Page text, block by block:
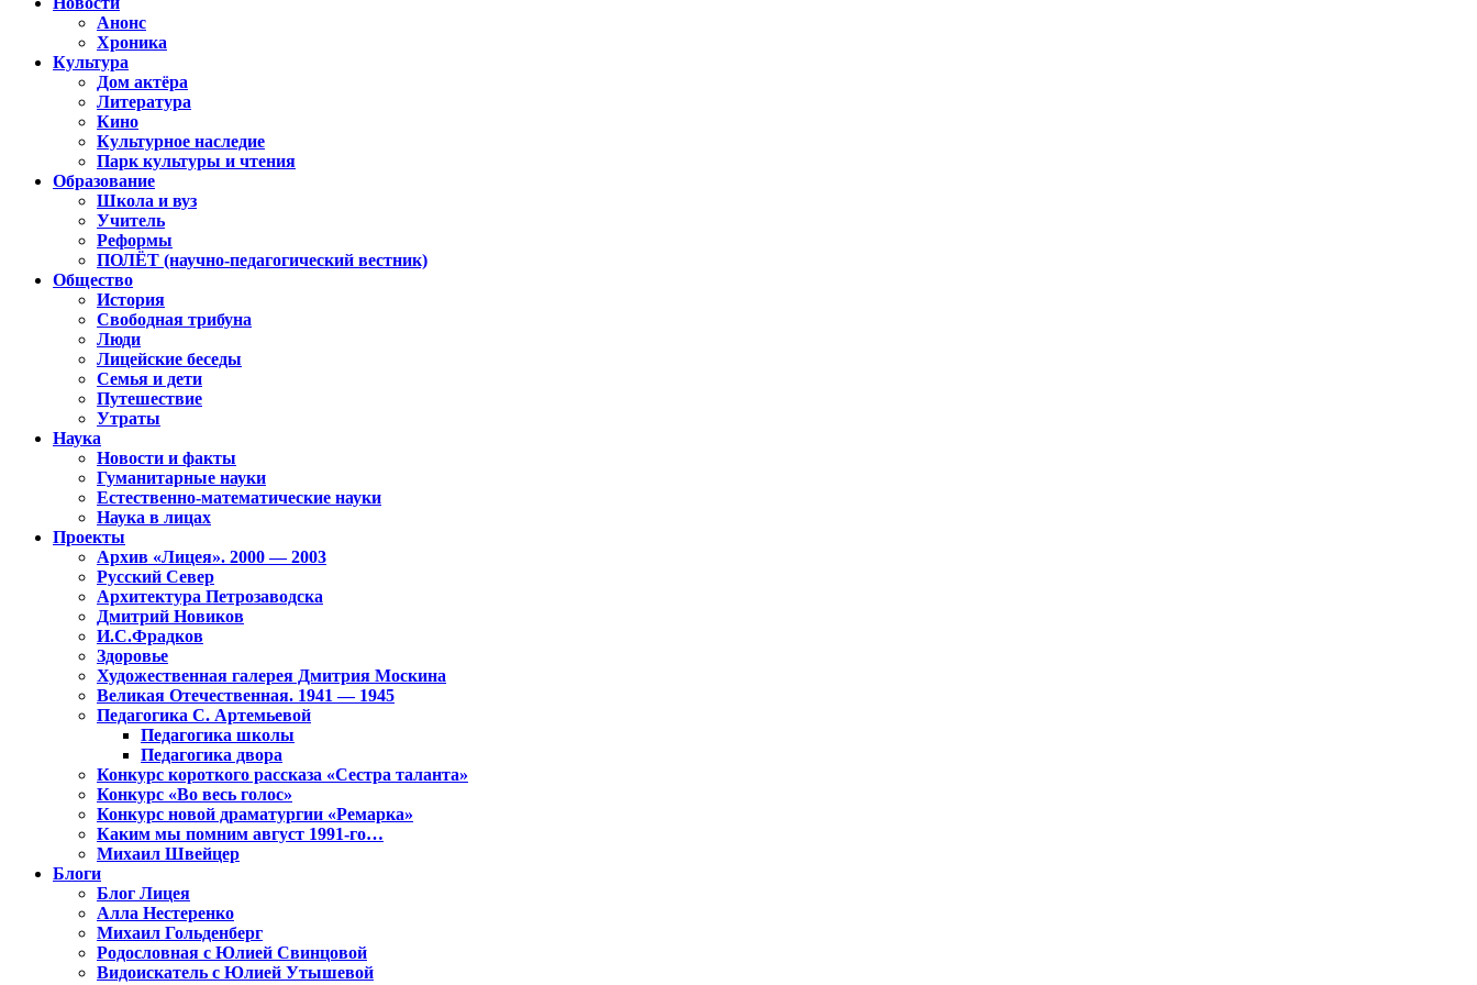
Анонс
Хроника
Культура
Дом актёра
Литература
Кино
Культурное наследие
Парк культуры и чтения
Образование
Школа и вуз
Учитель
Реформы
ПОЛЁТ (научно-педагогический вестник)
Общество
История
Свободная трибуна
Люди
Лицейские беседы
Семья и дети
Путешествие
Утраты
Наука
Новости и факты
Гуманитарные науки
Естественно-математические науки
Наука в лицах
Проекты
Архив «Лицея». 2000 — 2003
Русский Север
Архитектура Петрозаводска
Дмитрий Новиков
И.С.Фрадков
Здоровье
Художественная галерея Дмитрия Москина
Великая Отечественная. 1941 — 1945
Педагогика С. Артемьевой
Педагогика школы
Педагогика двора
Конкурс короткого рассказа «Сестра таланта»
Конкурс «Во весь голос»
Конкурс новой драматургии «Ремарка»
Каким мы помним август 1991-го…
Михаил Швейцер
Блоги
Блог Лицея
Алла Нестеренко
Михаил Гольденберг
Родословная с Юлией Свинцовой
Видоискатель с Юлией Утышевой